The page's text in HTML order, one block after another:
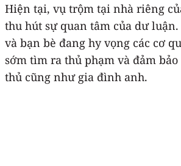
Hiện tại, vụ trộm tại nhà riêng
thu hút sự quan tâm của dư
và bạn bè đang hy vọng các cơ
sớm tìm ra thủ phạm và đảm bảo
thủ cũng như gia đình anh.